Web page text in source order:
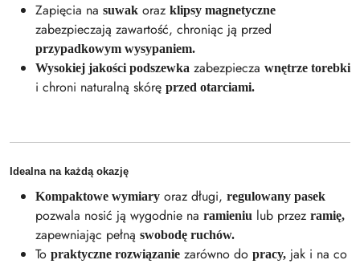
Zapięcia na suwak oraz klipsy magnetyczne
zabezpieczają zawartość, chroniąc ją przed
przypadkowym wysypaniem.
Wysokiej jakości podszewka zabezpiecza wnętrze torebki
i chroni naturalną skórę przed otarciami.
Idealna na każdą okazję
Kompaktowe wymiary oraz długi, regulowany pasek
pozwala nosić ją wygodnie na ramieniu lub przez ramię,
zapewniając pełną swobodę ruchów.
To praktyczne rozwiązanie zarówno do pracy, jak i na co